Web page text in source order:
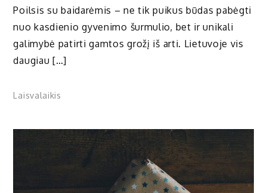
Poilsis su baidarėmis – ne tik puikus būdas pabėgti
nuo kasdienio gyvenimo šurmulio, bet ir unikali
galimybė patirti gamtos grožį iš arti. Lietuvoje vis
daugiau […]
Laisvalaikis